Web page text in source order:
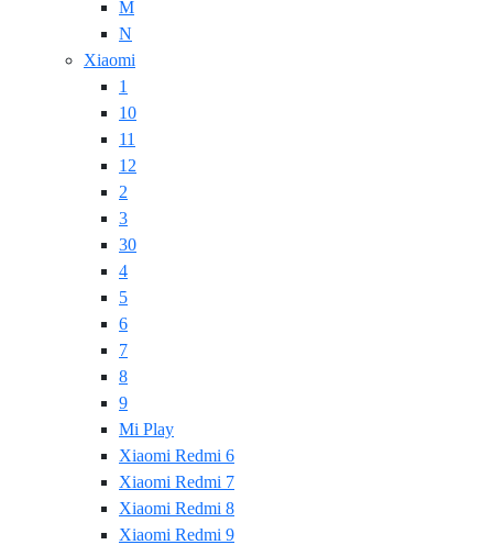
M
N
Xiaomi
1
10
11
12
2
3
30
4
5
6
7
8
9
Mi Play
Xiaomi Redmi 6
Xiaomi Redmi 7
Xiaomi Redmi 8
Xiaomi Redmi 9